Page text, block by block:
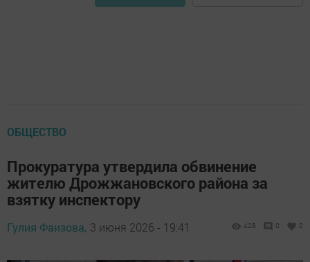
ОБЩЕСТВО
Прокуратура утвердила обвинение
жителю Дрожжановского района за
взятку инспектору
Гулия Фаизова, 3 июня 2026 - 19:41 428 0 0